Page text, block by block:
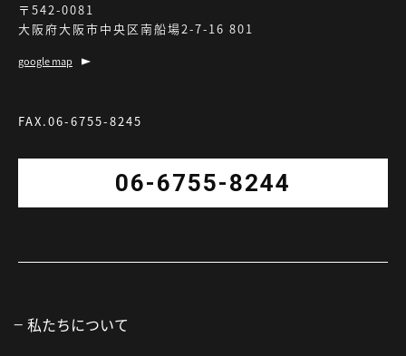
〒542-0081
大阪府大阪市中央区南船場2-7-16 801
google map
FAX.06-6755-8245
06-6755-8244
私たちについて